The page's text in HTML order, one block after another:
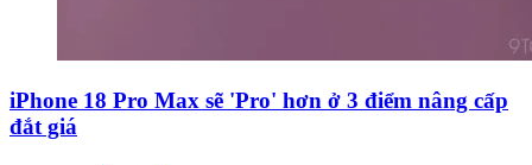
iPhone 18 Pro Max sẽ 'Pro' hơn ở 3 điểm nâng cấp
đắt giá